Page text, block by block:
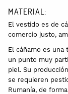
MATERIAL:
El vestido es de
comercio justo,
El cáñamo es una
un punto muy
piel. Su
se requieren
Rumanía, de